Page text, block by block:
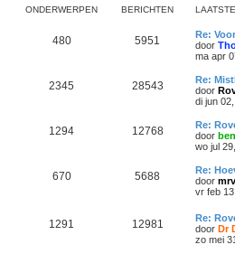
ONDERWERPEN BERICHTEN
480 5951
Re:
door
ma apr
2345 28543
Re:
door
di jun
1294 12768
Re:
door
wo jul
670 5688
Re:
door
vr feb
1291 12981
Re:
door Dr
zo mei